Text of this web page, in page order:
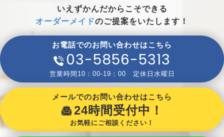
いえずかんだからこそできる
オーダーメイドのご提案をいたします！
お電話でのお問い合わせはこちら
03-5856-5313
営業時間10：00-19：00 定休日水曜日
メールでのお問い合わせはこちら
24時間受付中！
お気軽にご相談ください！